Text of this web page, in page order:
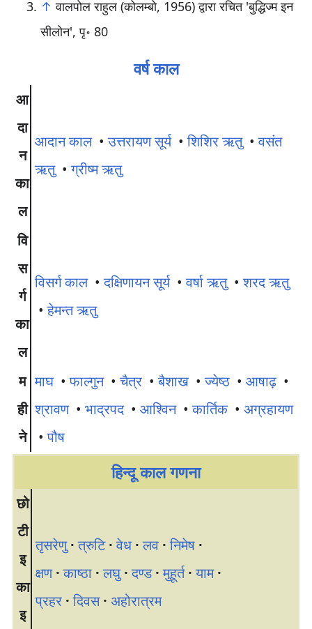
↑ वालपोल राहुल (कोलम्बो, 1956) द्वारा रचित 'बुद्धिज्म इन
सीलोन', पृ॰ 80
वर्ष काल
आ
दा
न
का
ल
आदान काल•उत्तरायण सूर्य•शिशिर ऋतु•वसंत
ऋतु •ग्रीष्म ऋतु
वि
स
र्ग
का
ल
विसर्ग काल•दक्षिणायन सूर्य•वर्षा ऋतु•शरद ऋतु
•हेमन्त ऋतु
म
ही
ने
माघ •फाल्गुन•चैत्र •बैशाख •ज्येष्ठ • आषाढ़ •
श्रावण• भाद्रपद• आश्विन•कार्तिक• अग्रहायण
•पौष
हिन्दू काल गणना
छो
टी
इ
का
इ
तृसरेणु · त्रुटि · वेध · लव · निमेष ·
क्षण · काष्ठा · लघु · दण्ड · मुहूर्त · याम ·
प्रहर · दिवस · अहोरात्रम